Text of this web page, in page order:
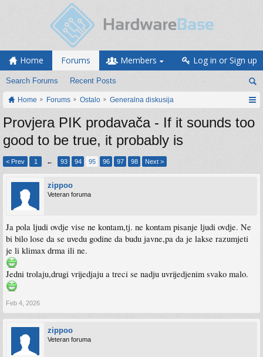
Home Forums
Search Forums Recent Posts
Members Log in or Sign up
Home Forums Ostalo Generalna diskusija
Provjera PIK prodavača - If it sounds too
good to be true, it probably is
< Prev 1 ← 93 94 95 96 97 98 Next >
zippoo
Veteran foruma
Ja pola ljudi ovdje vise ne kontam,tj. ne kontam pisanje ljudi ovdje. Ne
bi bilo lose da se uvedu godine da budu javne,pa da je lakse razumjeti
je li klimax drma ili ne.
Jedni trolaju,drugi vrijedjaju a treci se nadju uvrijedjenim svako malo.
Feb 4, 2026
zippoo
Veteran foruma